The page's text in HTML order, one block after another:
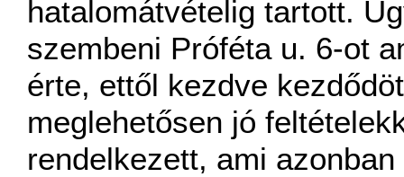
hatalomátvételig tartott.
szembeni Próféta u. 6-ot
érte, ettől kezdve
meglehetősen jó
rendelkezett, ami